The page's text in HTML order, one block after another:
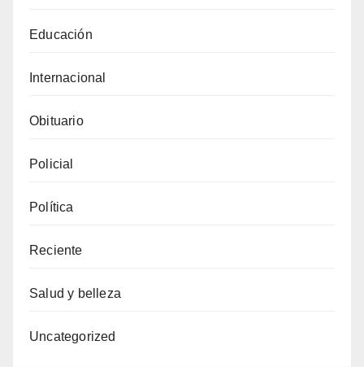
Educación
Internacional
Obituario
Policial
Política
Reciente
Salud y belleza
Uncategorized